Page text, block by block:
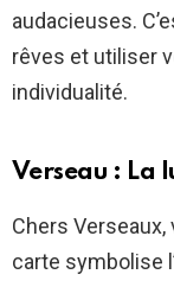
audacieuses.
rêves et utiliser
individualité.
Verseau : La
Chers
carte symbolise